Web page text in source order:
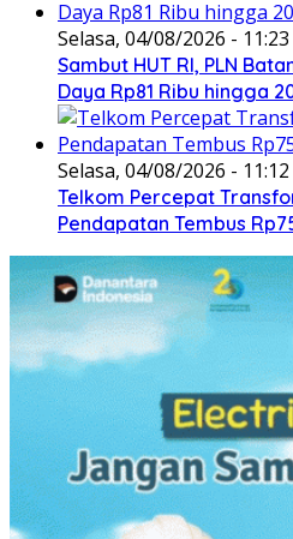
Selasa, 04/08/2026 -
Sambut HUT RI, PLN
Daya Rp81 Ribu hingga
Selasa, 04/08/2026 -
Telkom Percepat
Pendapatan Tembus